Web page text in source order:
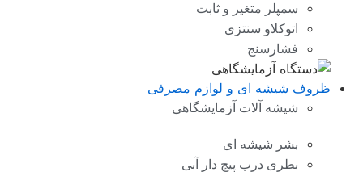
سمپلر متغیر و ثابت
اتوکلاو سنتزی
فشارسنج
ظروف شیشه ای و لوازم مصرفی
شیشه آلات آزمایشگاهی
بشر شیشه ای
بطری درب پیچ دار آبی